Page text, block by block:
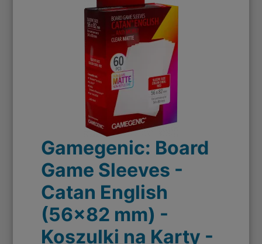
Gamegenic: Board
Game Sleeves -
Catan English
(56x82 mm) -
Koszulki na Karty -